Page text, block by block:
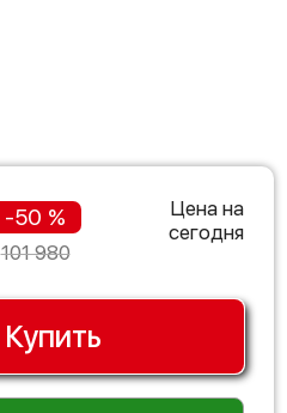
-50 %
101 980
Цена на
сегодня
Купить